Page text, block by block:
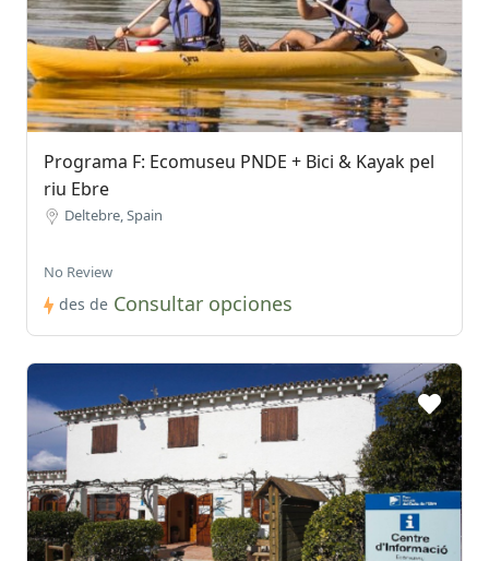
Programa F: Ecomuseu PNDE + Bici & Kayak pel
riu Ebre
Deltebre, Spain
No Review
des de Consultar opciones